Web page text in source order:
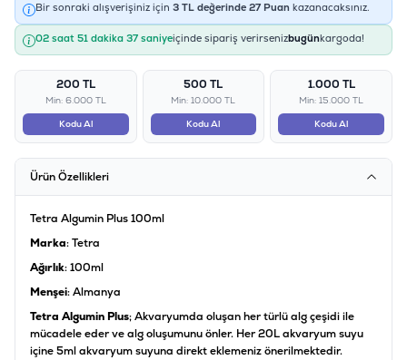
Bir sonraki alışverişiniz için 3 TL değerinde 27Puan kazanacaksınız.
02 saat 51 dakika 37 saniyeiçinde sipariş verirsenizbugünkargoda!
200 TL
Min: 6.000 TL
Kodu Al
500 TL
Min: 10.000 TL
Kodu Al
1.000 TL
Min: 15.000 TL
Kodu Al
Ürün Özellikleri
Tetra Algumin Plus 100ml
Marka: Tetra
Ağırlık: 100ml
Menşei: Almanya
Tetra Algumin Plus; Akvaryumda oluşan her türlü alg çeşidi ile
mücadele eder ve alg oluşumunu önler. Her 20L akvaryum suyu
içine 5ml akvaryum suyuna direkt eklemeniz önerilmektedir.